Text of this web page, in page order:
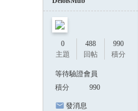
0
主題
488
回帖
990
積分
等待驗證會員
積分
990
發消息